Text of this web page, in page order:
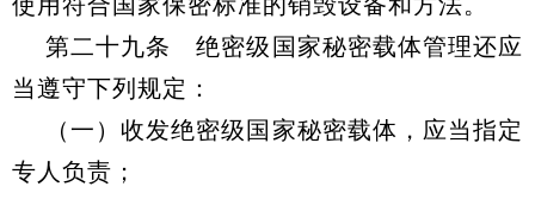
第二十九条 绝密级国家秘密载体管理还应
当遵守下列规定：
（一）收发绝密级国家秘密载体，应当指定
专人负责；